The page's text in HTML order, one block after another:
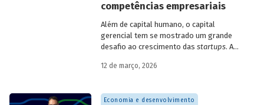
competências empresariais
Além de capital humano, o capital
gerencial tem se mostrado um grande
desafio ao crescimento das startups. A
como programas de aceleração têm
desafio.
12 de março, 2026
Economia e desenvolvimento